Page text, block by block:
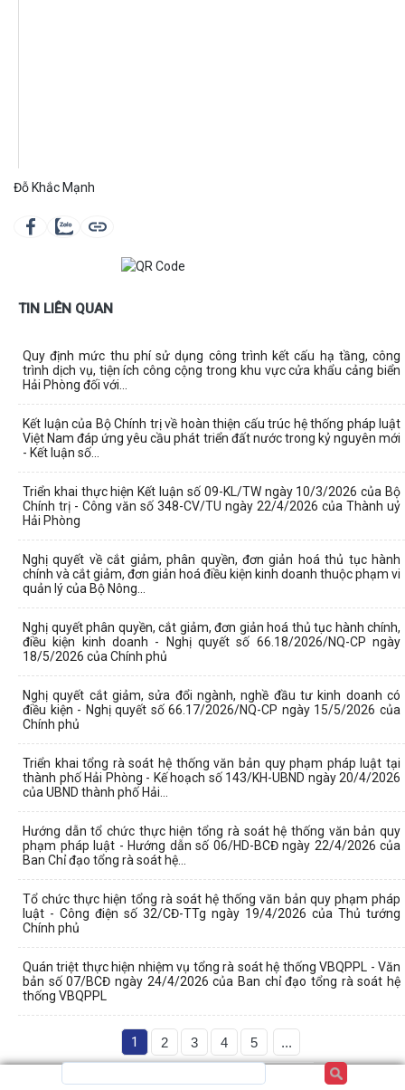
Đỗ Khắc Mạnh
TIN LIÊN QUAN
Quy định mức thu phí sử dụng công trình kết cấu hạ tầng, công
trình dịch vụ, tiện ích công cộng trong khu vực cửa khẩu cảng biển
Hải Phòng đối với...
Kết luận của Bộ Chính trị về hoàn thiện cấu trúc hệ thống pháp luật
Việt Nam đáp ứng yêu cầu phát triển đất nước trong kỷ nguyên mới
- Kết luận số...
Triển khai thực hiện Kết luận số 09-KL/TW ngày 10/3/2026 của Bộ
Chính trị - Công văn số 348-CV/TU ngày 22/4/2026 của Thành uỷ
Hải Phòng
Nghị quyết về cắt giảm, phân quyền, đơn giản hoá thủ tục hành
chính và cắt giảm, đơn giản hoá điều kiện kinh doanh thuộc phạm vi
quản lý của Bộ Nông...
Nghị quyết phân quyền, cắt giảm, đơn giản hoá thủ tục hành chính,
điều kiện kinh doanh - Nghị quyết số 66.18/2026/NQ-CP ngày
18/5/2026 của Chính phủ
Nghị quyết cắt giảm, sửa đổi ngành, nghề đầu tư kinh doanh có
điều kiện - Nghị quyết số 66.17/2026/NQ-CP ngày 15/5/2026 của
Chính phủ
Triển khai tổng rà soát hệ thống văn bản quy phạm pháp luật tại
thành phố Hải Phòng - Kế hoạch số 143/KH-UBND ngày 20/4/2026
của UBND thành phố Hải...
Hướng dẫn tổ chức thực hiện tổng rà soát hệ thống văn bản quy
phạm pháp luật - Hướng dẫn số 06/HD-BCĐ ngày 22/4/2026 của
Ban Chỉ đạo tổng rà soát hệ...
Tổ chức thực hiện tổng rà soát hệ thống văn bản quy phạm pháp
luật - Công điện số 32/CĐ-TTg ngày 19/4/2026 của Thủ tướng
Chính phủ
Quán triệt thực hiện nhiệm vụ tổng rà soát hệ thống VBQPPL - Văn
bản số 07/BCĐ ngày 24/4/2026 của Ban chỉ đạo tổng rà soát hệ
thống VBQPPL
1 2 3 4 5 ...